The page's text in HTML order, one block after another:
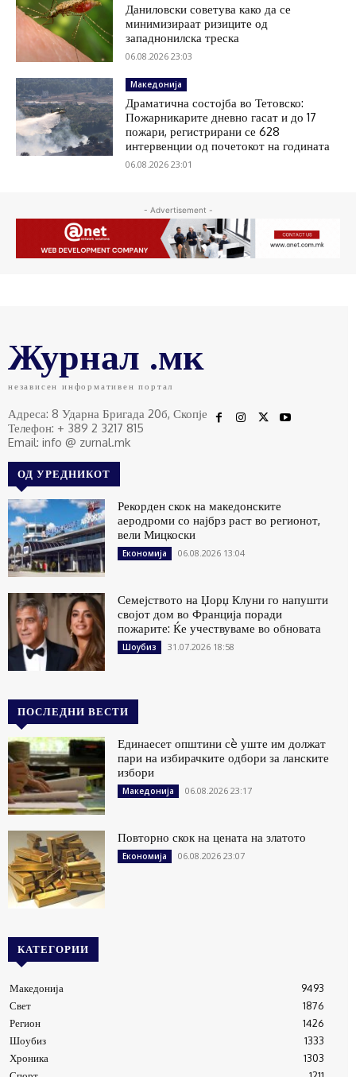
Даниловски советува како да се
минимизираат ризиците од
западнонилска треска
06.08.2026 23:03
Македонија
Драматична состојба во Тетовско:
Пожарникарите дневно гасат и до 17
пожари, регистрирани се 628
интервенции од почетокот на годината
06.08.2026 23:01
- Advertisement -
Журнал .мк
независен информативен портал
Адреса: 8 Ударна Бригада 20б, Скопје
Телефон: + 389 2 3217 815
Email: info @ zurnal.mk
ОД УРЕДНИКОТ
Рекорден скок на македонските
аеродроми со најбрз раст во регионот,
вели Мицкоски
Економија 06.08.2026 13:04
Семејството на Џорџ Клуни го напушти
својот дом во Франција поради
пожарите: Ќе учествуваме во обновата
Шоубиз 31.07.2026 18:58
ПОСЛЕДНИ ВЕСТИ
Единаесет општини сè уште им должат
пари на избирачките одбори за ланските
избори
Македонија 06.08.2026 23:17
Повторно скок на цената на златото
Економија 06.08.2026 23:07
КАТЕГОРИИ
Македонија
9493
Свет
1876
Регион
1426
Шоубиз
1333
Хроника
1303